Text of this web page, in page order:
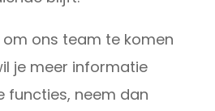
om ons team te komen
je meer informatie
functies, neem dan